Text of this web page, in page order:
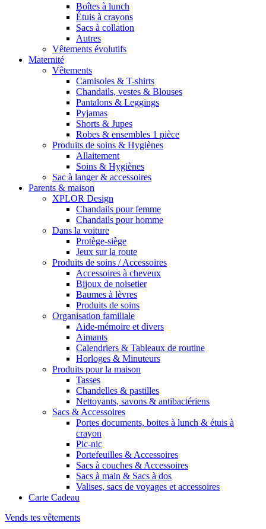
Boîtes à lunch
Étuis à crayons
Sacs à collation
Autres
Vêtements évolutifs
Maternité
Vêtements
Camisoles & T-shirts
Chandails, vestes & Blouses
Pantalons & Leggings
Pyjamas
Shorts & Jupes
Robes & ensembles 1 pièce
Produits de soins & Hygiènes
Allaitement
Soins & Hygiènes
Sac à langer & accessoires
Parents & maison
XPLOR Design
Chandails pour femme
Chandails pour homme
Dans la voiture
Protège-siège
Jeux sur la route
Produits de soins / Accessoires
Accessoires à cheveux
Bijoux de noisetier
Baumes à lèvres
Produits de soins
Organisation familiale
Aide-mémoire et divers
Aimants
Calendriers & Tableaux de routine
Horloges & Minuteurs
Produits pour la maison
Tasses
Chandelles & pastilles
Nettoyants, savons & antibactériens
Sacs & Accessoires
Portes documents, boites à lunch & étuis à
crayon
Pic-nic
Portefeuilles & Accessoires
Sacs à couches & Accessoires
Sacs à main & Sacs à dos
Valises, sacs de voyages et accessoires
Carte Cadeau
Vends tes vêtements